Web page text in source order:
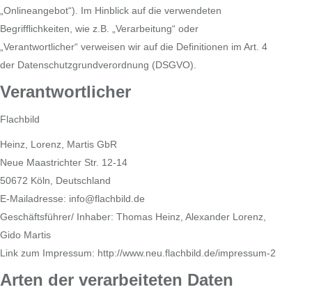
„Onlineangebot“). Im Hinblick auf die verwendeten
Begrifflichkeiten, wie z.B. „Verarbeitung“ oder
„Verantwortlicher“ verweisen wir auf die Definitionen im Art. 4
der Datenschutzgrundverordnung (DSGVO).
Verantwortlicher
Flachbild
Heinz, Lorenz, Martis GbR
Neue Maastrichter Str. 12-14
50672 Köln, Deutschland
E-Mailadresse: info@flachbild.de
Geschäftsführer/ Inhaber: Thomas Heinz, Alexander Lorenz,
Gido Martis
Link zum Impressum: http://www.neu.flachbild.de/impressum-2
Arten der verarbeiteten Daten